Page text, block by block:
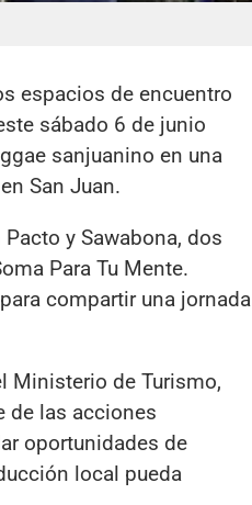
espacios de encuentro
sábado 6 de junio
sanjuanino en una
San Juan.
y Sawabona, dos
Para Tu Mente.
compartir una jornada
Ministerio de Turismo,
de las acciones
oportunidades de
local pueda